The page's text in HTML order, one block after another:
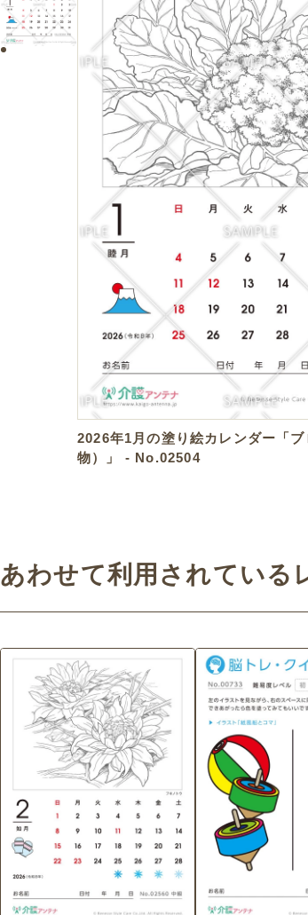
2026年1月の塗り絵カレンダー「
物）」 - No.02504
あわせて利用されている